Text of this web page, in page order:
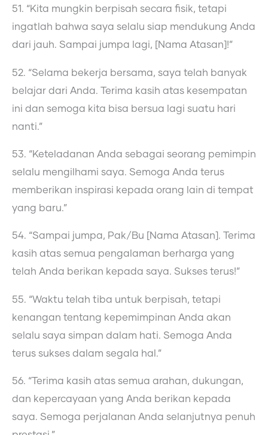
51. “Kita mungkin berpisah secara fisik, tetapi
ingatlah bahwa saya selalu siap mendukung Anda
dari jauh. Sampai jumpa lagi, [Nama Atasan]!”
52. “Selama bekerja bersama, saya telah banyak
belajar dari Anda. Terima kasih atas kesempatan
ini dan semoga kita bisa bersua lagi suatu hari
nanti.”
53. “Keteladanan Anda sebagai seorang pemimpin
selalu mengilhami saya. Semoga Anda terus
memberikan inspirasi kepada orang lain di tempat
yang baru.”
54. “Sampai jumpa, Pak/Bu [Nama Atasan]. Terima
kasih atas semua pengalaman berharga yang
telah Anda berikan kepada saya. Sukses terus!”
55. “Waktu telah tiba untuk berpisah, tetapi
kenangan tentang kepemimpinan Anda akan
selalu saya simpan dalam hati. Semoga Anda
terus sukses dalam segala hal.”
56. “Terima kasih atas semua arahan, dukungan,
dan kepercayaan yang Anda berikan kepada
saya. Semoga perjalanan Anda selanjutnya penuh